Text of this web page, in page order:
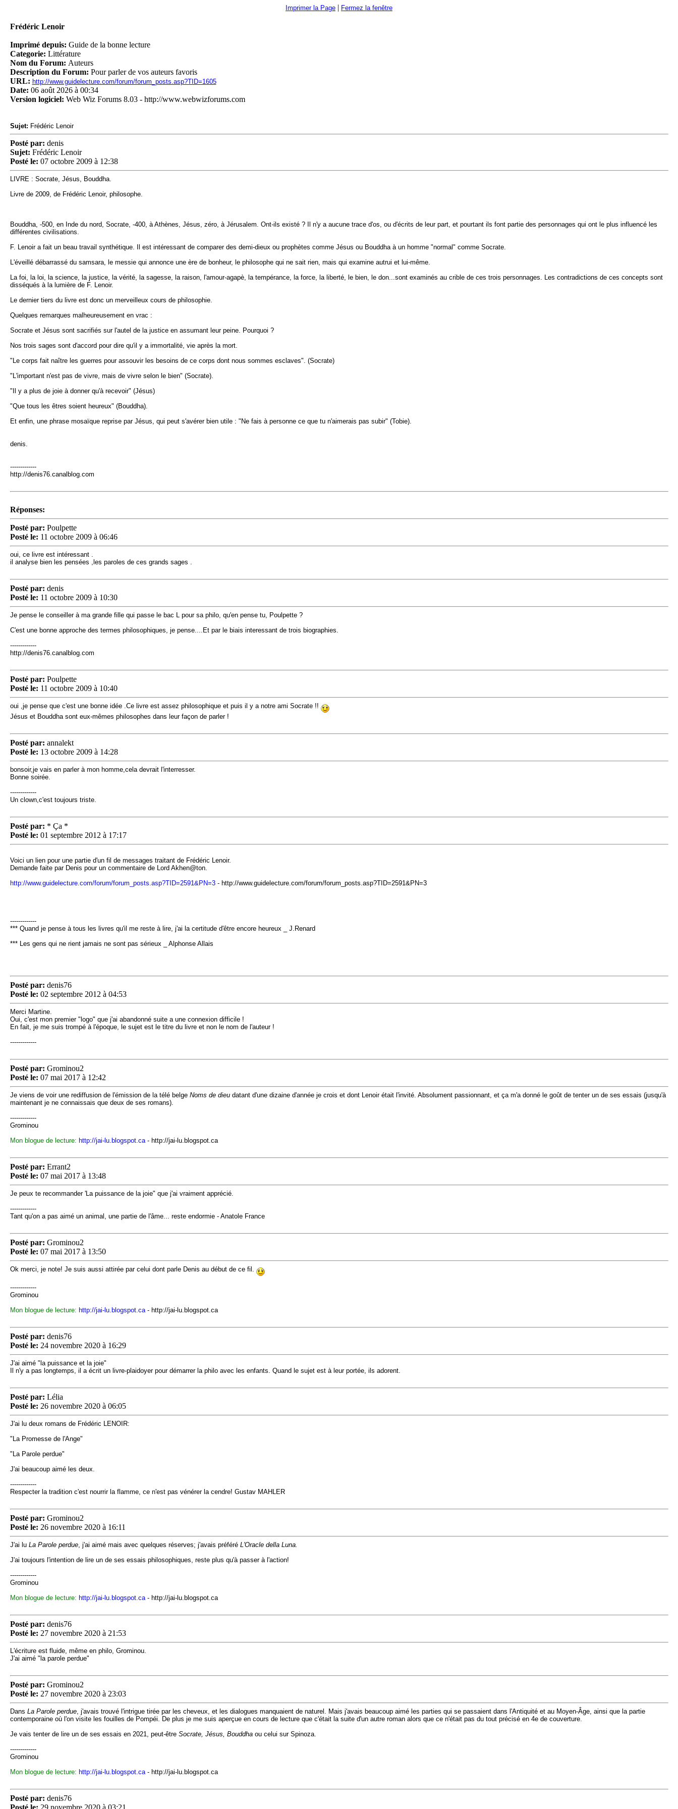
Imprimer la Page | Fermez la fenêtre
Frédéric Lenoir
Imprimé depuis: Guide de la bonne lecture
Categorie: Littérature
Nom du Forum: Auteurs
Description du Forum: Pour parler de vos auteurs favoris
URL: http://www.guidelecture.com/forum/forum_posts.asp?TID=1605
Date: 06 août 2026 à 00:34
Version logiciel: Web Wiz Forums 8.03 - http://www.webwizforums.com
Sujet: Frédéric Lenoir
Posté par: denis
Sujet: Frédéric Lenoir
Posté le: 07 octobre 2009 à 12:38
LIVRE : Socrate, Jésus, Bouddha.
Livre de 2009, de Frédéric Lenoir, philosophe.
Bouddha, -500, en Inde du nord, Socrate, -400, à Athènes, Jésus, zéro, à Jérusalem. Ont-ils existé ? Il n'y a aucune trace d'os, ou d'écrits de leur part, et pourtant ils font partie des personnages qui ont le plus influencé les
différentes civilisations.
F. Lenoir a fait un beau travail synthétique. Il est intéressant de comparer des demi-dieux ou prophètes comme Jésus ou Bouddha à un homme "normal" comme Socrate.
L'éveillé débarrassé du samsara, le messie qui annonce une ère de bonheur, le philosophe qui ne sait rien, mais qui examine autrui et lui-même.
La foi, la loi, la science, la justice, la vérité, la sagesse, la raison, l'amour-agapè, la tempérance, la force, la liberté, le bien, le don...sont examinés au crible de ces trois personnages. Les contradictions de ces concepts sont
disséqués à la lumière de F. Lenoir.
Le dernier tiers du livre est donc un merveilleux cours de philosophie.
Quelques remarques malheureusement en vrac :
Socrate et Jésus sont sacrifiés sur l'autel de la justice en assumant leur peine. Pourquoi ?
Nos trois sages sont d'accord pour dire qu'il y a immortalité, vie après la mort.
"Le corps fait naître les guerres pour assouvir les besoins de ce corps dont nous sommes esclaves". (Socrate)
"L'important n'est pas de vivre, mais de vivre selon le bien" (Socrate).
"Il y a plus de joie à donner qu'à recevoir" (Jésus)
"Que tous les êtres soient heureux" (Bouddha).
Et enfin, une phrase mosaïque reprise par Jésus, qui peut s'avérer bien utile : "Ne fais à personne ce que tu n'aimerais pas subir" (Tobie).
denis.
-------------
http://denis76.canalblog.com
Réponses:
Posté par: Poulpette
Posté le: 11 octobre 2009 à 06:46
oui, ce livre est intéressant .
il analyse bien les pensées ,les paroles de ces grands sages .
Posté par: denis
Posté le: 11 octobre 2009 à 10:30
Je pense le conseiller à ma grande fille qui passe le bac L pour sa philo, qu'en pense tu, Poulpette ?
C'est une bonne approche des termes philosophiques, je pense....Et par le biais interessant de trois biographies.
-------------
http://denis76.canalblog.com
Posté par: Poulpette
Posté le: 11 octobre 2009 à 10:40
oui ,je pense que c'est une bonne idée .Ce livre est assez philosophique et puis il y a notre ami Socrate !!
Jésus et Bouddha sont eux-mêmes philosophes dans leur façon de parler !
Posté par: annalekt
Posté le: 13 octobre 2009 à 14:28
bonsoir,je vais en parler à mon homme,cela devrait l'interresser.
Bonne soirée.
-------------
Un clown,c'est toujours triste.
Posté par: * Ça *
Posté le: 01 septembre 2012 à 17:17
Voici un lien pour une partie d'un fil de messages traitant de Frédéric Lenoir.
Demande faite par Denis pour un commentaire de Lord Akhen@ton.
http://www.guidelecture.com/forum/forum_posts.asp?TID=2591&PN=3- http://www.guidelecture.com/forum/forum_posts.asp?TID=2591&PN=3
-------------
*** Quand je pense à tous les livres qu'il me reste à lire, j'ai la certitude d'être encore heureux _ J.Renard
*** Les gens qui ne rient jamais ne sont pas sérieux _ Alphonse Allais
Posté par: denis76
Posté le: 02 septembre 2012 à 04:53
Merci Martine.
Oui, c'est mon premier "logo" que j'ai abandonné suite a une connexion difficile !
En fait, je me suis trompé à l'époque, le sujet est le titre du livre et non le nom de l'auteur !
-------------
Posté par: Grominou2
Posté le: 07 mai 2017 à 12:42
Je viens de voir une rediffusion de l'émission de la télé belge Noms de dieudatant d'une dizaine d'année je crois et dont Lenoir était l'invité. Absolument passionnant, et ça m'a donné le goût de tenter un de ses essais (jusqu'à
maintenant je ne connaissais que deux de ses romans).
-------------
Grominou
Mon blogue de lecture: http://jai-lu.blogspot.ca- http://jai-lu.blogspot.ca
Posté par: Errant2
Posté le: 07 mai 2017 à 13:48
Je peux te recommander 'La puissance de la joie" que j'ai vraiment apprécié.
-------------
Tant qu'on a pas aimé un animal, une partie de l'âme... reste endormie - Anatole France
Posté par: Grominou2
Posté le: 07 mai 2017 à 13:50
Ok merci, je note! Je suis aussi attirée par celui dont parle Denis au début de ce fil.
-------------
Grominou
Mon blogue de lecture: http://jai-lu.blogspot.ca- http://jai-lu.blogspot.ca
Posté par: denis76
Posté le: 24 novembre 2020 à 16:29
J'ai aimé "la puissance et la joie"
Il n'y a pas longtemps, il a écrit un livre-plaidoyer pour démarrer la philo avec les enfants. Quand le sujet est à leur portée, ils adorent.
Posté par: Lélia
Posté le: 26 novembre 2020 à 06:05
J'ai lu deux romans de Frédéric LENOIR:
"La Promesse de l'Ange"
"La Parole perdue"
J'ai beaucoup aimé les deux.
-------------
Respecter la tradition c'est nourrir la flamme, ce n'est pas vénérer la cendre! Gustav MAHLER
Posté par: Grominou2
Posté le: 26 novembre 2020 à 16:11
J'ai lu La Parole perdue, j'ai aimé mais avec quelques réserves; j'avais préféré L'Oracle della Luna.
J'ai toujours l'intention de lire un de ses essais philosophiques, reste plus qu'à passer à l'action!
-------------
Grominou
Mon blogue de lecture: http://jai-lu.blogspot.ca- http://jai-lu.blogspot.ca
Posté par: denis76
Posté le: 27 novembre 2020 à 21:53
L'écriture est fluide, même en philo, Grominou.
J'ai aimé "la parole perdue"
Posté par: Grominou2
Posté le: 27 novembre 2020 à 23:03
Dans La Parole perdue, j'avais trouvé l'intrigue tirée par les cheveux, et les dialogues manquaient de naturel. Mais j'avais beaucoup aimé les parties qui se passaient dans l'Antiquité et au Moyen-Âge, ainsi que la partie
contemporaine où l'on visite les fouilles de Pompéi. De plus je me suis aperçue en cours de lecture que c'était la suite d'un autre roman alors que ce n'était pas du tout précisé en 4e de couverture.
Je vais tenter de lire un de ses essais en 2021, peut-être Socrate, Jésus, Bouddhaou celui sur Spinoza.
-------------
Grominou
Mon blogue de lecture: http://jai-lu.blogspot.ca- http://jai-lu.blogspot.ca
Posté par: denis76
Posté le: 29 novembre 2020 à 03:21